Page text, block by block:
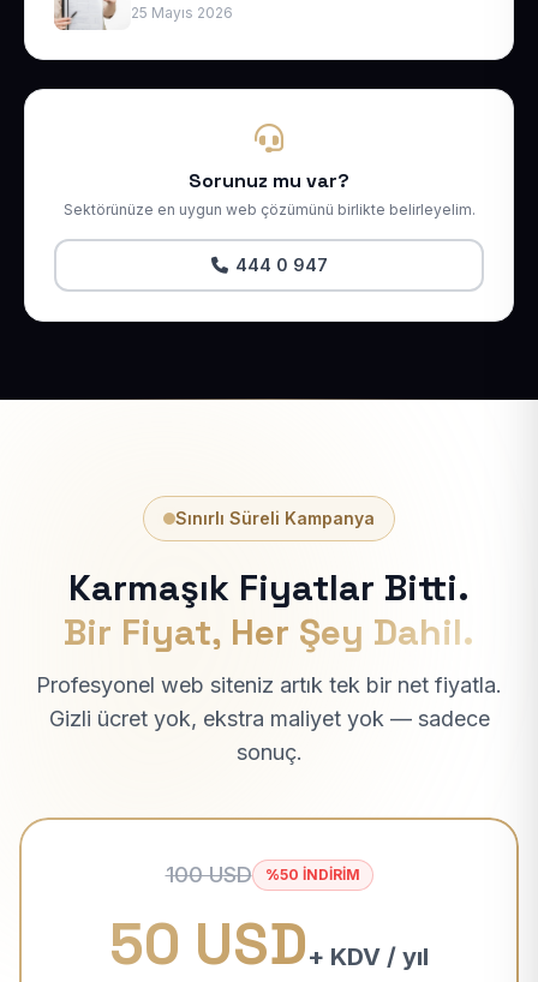
25 Mayıs 2026
Sorunuz mu var?
Sektörünüze en uygun web çözümünü birlikte belirleyelim.
444 0 947
Sınırlı Süreli Kampanya
Karmaşık Fiyatlar Bitti.
Bir Fiyat, Her Şey Dahil.
Profesyonel web siteniz artık tek bir net fiyatla.
Gizli ücret yok, ekstra maliyet yok — sadece
sonuç.
100 USD %50 İNDİRİM
50 USD+ KDV / yıl